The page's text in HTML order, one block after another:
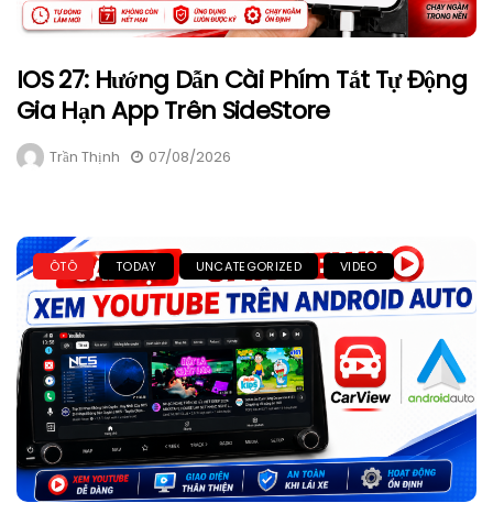
IOS 27: Hướng Dẫn Cài Phím Tắt Tự Động
Gia Hạn App Trên SideStore
Trần Thịnh 07/08/2026
ÔTÔ TODAY UNCATEGORIZED VIDEO